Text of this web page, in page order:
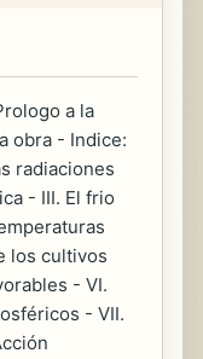
a la
obra - Indice:
radiaciones
- III. El frio
los cultivos
- VI.
- VII.